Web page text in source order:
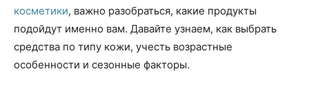
косметики, важно разобраться, какие продукты
подойдут именно вам. Давайте узнаем, как выбрать
средства по типу кожи, учесть возрастные
особенности и сезонные факторы.